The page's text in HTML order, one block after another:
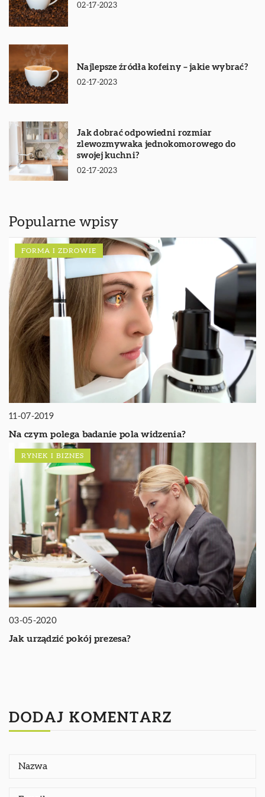
02-17-2023
Najlepsze źródła kofeiny – jakie wybrać?
02-17-2023
Jak dobrać odpowiedni rozmiar
zlewozmywaka jednokomorowego do
swojej kuchni?
02-17-2023
Popularne wpisy
FORMA I ZDROWIE
11-07-2019
Na czym polega badanie pola widzenia?
RYNEK I BIZNES
03-05-2020
Jak urządzić pokój prezesa?
DODAJ KOMENTARZ